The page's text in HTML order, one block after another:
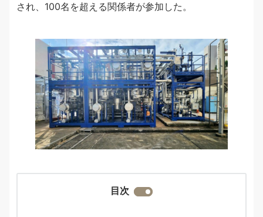
され、100名を超える関係者が参加した。
目次